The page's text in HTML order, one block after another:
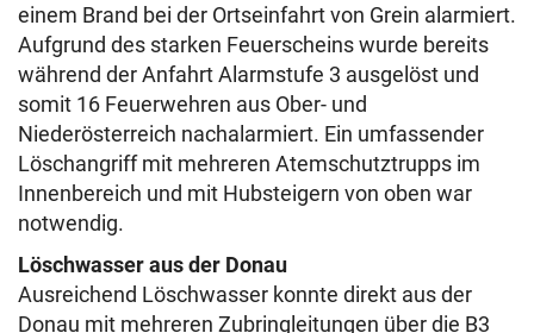
einem Brand bei der Ortseinfahrt von Grein alarmiert.
Aufgrund des starken Feuerscheins wurde bereits
während der Anfahrt Alarmstufe 3 ausgelöst und
somit 16 Feuerwehren aus Ober- und
Niederösterreich nachalarmiert. Ein umfassender
Löschangriff mit mehreren Atemschutztrupps im
Innenbereich und mit Hubsteigern von oben war
notwendig.
Löschwasser aus der Donau
Ausreichend Löschwasser konnte direkt aus der
Donau mit mehreren Zubringleitungen über die B3